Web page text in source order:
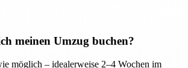
meinen Umzug buchen?
möglich – idealerweise 2–4 Wochen im